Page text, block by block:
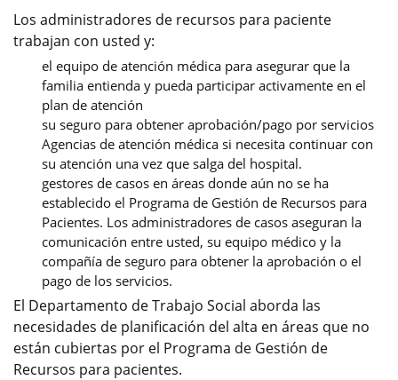
Los administradores de recursos para paciente
trabajan con usted y:
el equipo de atención médica para asegurar que la
familia entienda y pueda participar activamente en el
plan de atención
su seguro para obtener aprobación/pago por servicios
Agencias de atención médica si necesita continuar con
su atención una vez que salga del hospital.
gestores de casos en áreas donde aún no se ha
establecido el Programa de Gestión de Recursos para
Pacientes. Los administradores de casos aseguran la
comunicación entre usted, su equipo médico y la
compañía de seguro para obtener la aprobación o el
pago de los servicios.
El Departamento de Trabajo Social aborda las
necesidades de planificación del alta en áreas que no
están cubiertas por el Programa de Gestión de
Recursos para pacientes.